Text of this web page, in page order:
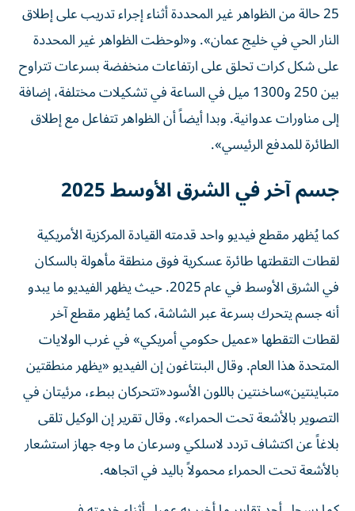
25 حالة من الظواهر غير المحددة أثناء إجراء تدريب على إطلاق
النار الحي في خليج عمان». و«لوحظت الظواهر غير المحددة
على شكل كرات تحلق على ارتفاعات منخفضة بسرعات تتراوح
بين 250 و1300 ميل في الساعة في تشكيلات مختلفة، إضافة
إلى مناورات عدوانية. وبدا أيضاً أن الظواهر تتفاعل مع إطلاق
الطائرة للمدفع الرئيسي».
جسم آخر في الشرق الأوسط 2025
كما يُظهر مقطع فيديو واحد قدمته القيادة المركزية الأمريكية
لقطات التقطتها طائرة عسكرية فوق منطقة مأهولة بالسكان
في الشرق الأوسط في عام 2025. حيث يظهر الفيديو ما يبدو
أنه جسم يتحرك بسرعة عبر الشاشة، كما يُظهر مقطع آخر
لقطات التقطها «عميل حكومي أمريكي» في غرب الولايات
المتحدة هذا العام. وقال البنتاغون إن الفيديو «يظهر منطقتين
متباينتين»ساخنتين باللون الأسود«تتحركان ببطء، مرئيتان في
التصوير بالأشعة تحت الحمراء». وقال تقرير إن الوكيل تلقى
بلاغاً عن اكتشاف تردد لاسلكي وسرعان ما وجه جهاز استشعار
بالأشعة تحت الحمراء محمولاً باليد في اتجاهه.